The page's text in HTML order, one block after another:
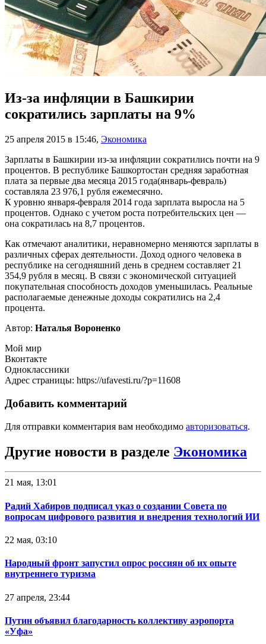
Из-за инфляции в Башкирии
сократились зарплаты на 9%
25 апреля 2015 в 15:46, Экономика
Зарплаты в Башкирии из-за инфляции сократились почти на 9
процентов. В республике Башкортостан средняя заработная
плата за первые два месяца 2015 года(январь-февраль)
составляла 23 976,1 рубля ежемесячно.
К уровню января-февраля 2014 года зарплата выросла на 5
процентов. Однако с учетом роста потребительских цен —
она сократилась на 8,7 процентов.
Как отмечают аналитики, неравномерно меняются зарплаты в
различных сферах деятельности. Доход одного человека в
республике на сегодняшний день в среднем составляет 21
354,9 рубля в месяц. В связи с экономической ситуацией
покупательная способность доходов уменьшилась. Реальные
располагаемые денежные доходы сократились на 2,4
процента.
Автор: Наталья Вороненко
Мой мир
Вконтакте
Одноклассники
Адрес страницы: https://ufavesti.ru/?p=11608
Добавить комментарий
Для отправки комментария вам необходимо авторизоваться.
Другие новости в разделе Экономика
21 мая, 13:01
Радий Хабиров подписал указ о создании Совета по
вопросам цифрового развития и внедрения технологий ИИ
22 мая, 03:10
Народный фронт запустил опрос россиян об их опыте
внутреннего туризма
27 апреля, 23:44
Путин объявил благодарность коллективу аэропорта
«Уфа»